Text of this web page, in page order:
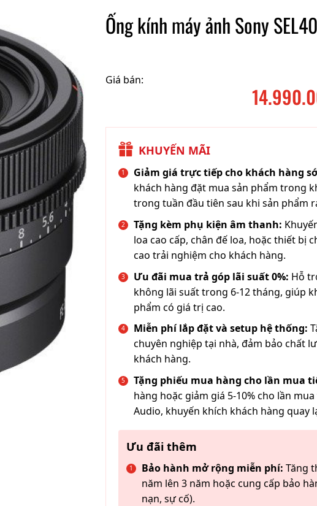
Ống kính máy ảnh Sony
Giá bán:
KHUYẾN MÃI
Giảm giá trực tiếp cho khách hàng
khách hàng đặt mua sản phẩm trong
trong tuần đầu tiên sau khi sản phẩm
Tặng kèm phụ kiện âm thanh:
loa cao cấp, chân đế loa, hoặc thiết bị
cao trải nghiệm cho khách hàng.
Ưu đãi mua trả góp lãi suất 0%: Hỗ
không lãi suất trong 6-12 tháng, giúp
phẩm có giá trị cao.
Miễn phí lắp đặt và setup hệ thống:
chuyên nghiệp tại nhà, đảm bảo chất
khách hàng.
Tặng phiếu mua hàng cho lần mua
hàng hoặc giảm giá 5-10% cho lần
Audio, khuyến khích khách hàng quay
Ưu đãi thêm
Bảo hành mở rộng miễn phí: Tăng
năm lên 3 năm hoặc cung cấp bảo
nạn, sự cố).